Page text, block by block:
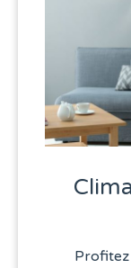
Profitez